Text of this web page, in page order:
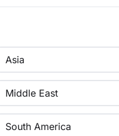
Asia
Middle East
South America